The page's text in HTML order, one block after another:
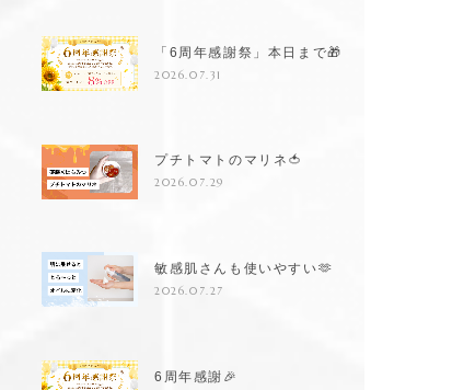
「6周年感謝祭」本日まで🎁
2026.07.31
プチトマトのマリネ🍅
2026.07.29
敏感肌さんも使いやすい🫶
2026.07.27
6周年感謝🎉